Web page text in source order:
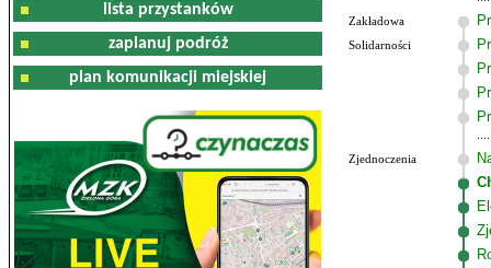
lista przystanków
zaplanuj podróż
plan komunikacji miejskiej
Zakładowa
Solidarności
Zjednoczenia